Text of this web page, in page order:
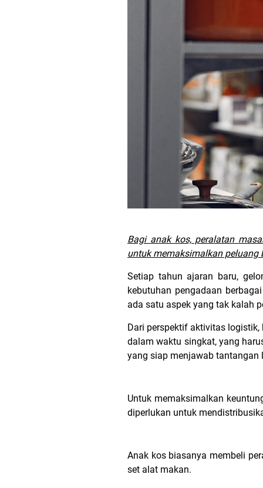
Bagi anak kos, peralatan
untuk memaksimalkan peluang
Setiap tahun ajaran baru,
kebutuhan pengadaan
ada satu aspek yang tak kalah
Dari perspektif aktivitas
dalam waktu singkat, yang
yang siap menjawab tantangan
Untuk memaksimalkan
diperlukan untuk
Anak kos biasanya membeli
set alat makan.